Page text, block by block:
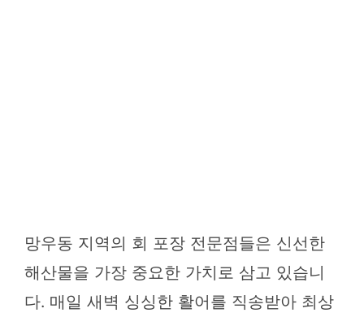
망우동 지역의 회 포장 전문점들은 신선한
해산물을 가장 중요한 가치로 삼고 있습니
다. 매일 새벽 싱싱한 활어를 직송받아 최상